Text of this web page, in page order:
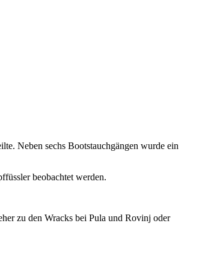
Neben sechs Bootstauchgängen wurde ein
beobachtet werden.
zu den Wracks bei Pula und Rovinj oder